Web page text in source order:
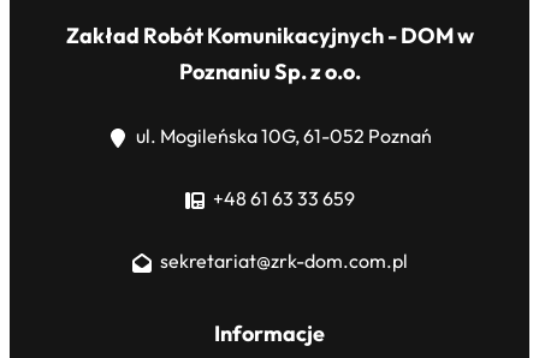
Zakład Robót Komunikacyjnych - DOM w
Poznaniu Sp. z o.o.
ul. Mogileńska 10G, 61-052 Poznań
+48 61 63 33 659
sekretariat@zrk-dom.com.pl
Informacje